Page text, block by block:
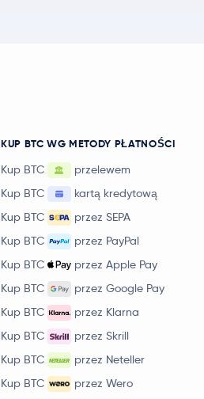
KUP BTC WG METODY PŁATNOŚCI
Kup BTC
przelewem
Kup BTC
kartą kredytową
Kup BTC
przez SEPA
Kup BTC
przez PayPal
Kup BTC
przez Apple Pay
Kup BTC
przez Google Pay
Kup BTC
przez Klarna
Kup BTC
przez Skrill
Kup BTC
przez Neteller
Kup BTC
przez Wero